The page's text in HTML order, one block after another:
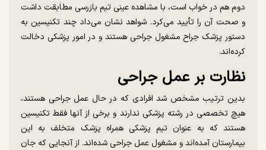
دوم هم در خواب است، با مشاهده عینی تیم بازرسی مطابقت داشت
و صحت آن را تأیید می‌کرد. شواهد نشان می‌داد چند تکنیسین به
دستور پزشک جراح مشغول جراحی هستند و در امور پزشکی دخالت
کرده‌اند.
نظارت بر عمل جراحی
بدین ترتیب مشخص شد افرادی که در حال عمل جراحی هستند،
هیچ تخصصی در رشته پزشکی ندارند و برخی از آنها فقط تکنیسین
هستند که به عنوان تیم پزشکی همراه پزشک متخلف به این
بیمارستان آمده‌اند و مشغول عمل جراحی شده‌اند. از آنجایی که جان